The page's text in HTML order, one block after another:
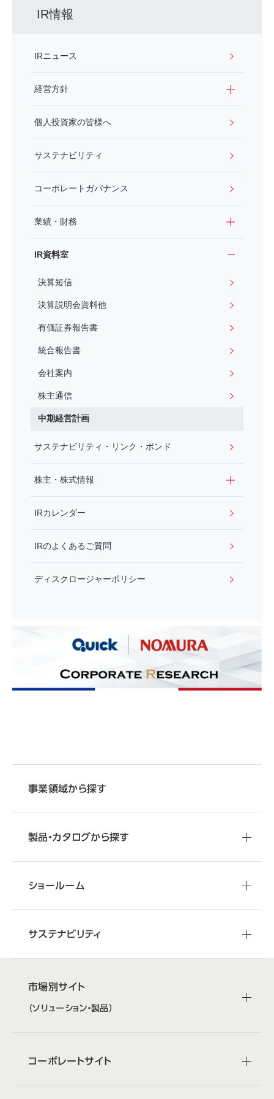
IR情報
IRニュース
経営方針
個人投資家の皆様へ
サステナビリティ
コーポレートガバナンス
業績・財務
IR資料室
決算短信
決算説明会資料他
有価証券報告書
統合報告書
会社案内
株主通信
中期経営計画
サステナビリティ・リンク・ボンド
株主・株式情報
IRカレンダー
IRのよくあるご質問
ディスクロージャーポリシー
事業領域から探す
製品・カタログから探す
ショールーム
サステナビリティ
市場別サイト
（ソリューション・製品）
コーポレートサイト